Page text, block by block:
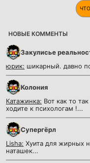
НОВЫЕ КОММЕНТЫ
Закулисье
юрик: шикарный. давно
Колония
Катажинка: Вот как то
ходите к психологам !...
Супергёрл
Lisha: Хуита для жирных
наташек...